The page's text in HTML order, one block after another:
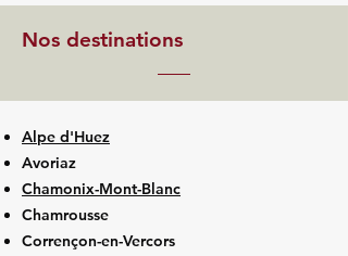
Nos destinations
Alpe d'Huez
Avoriaz
Chamonix-Mont-Blanc
Chamrousse
Corrençon-en-Vercors